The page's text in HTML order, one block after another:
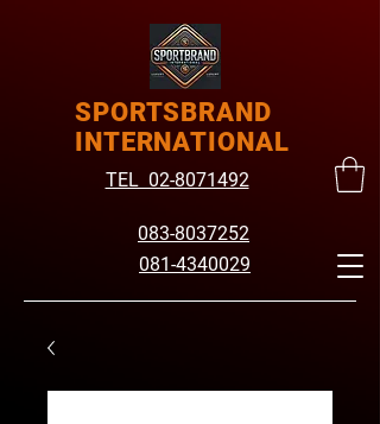
SPORTSBRAND
INTERNATIONAL
TEL 02-8071492
083-8037252
081-4340029